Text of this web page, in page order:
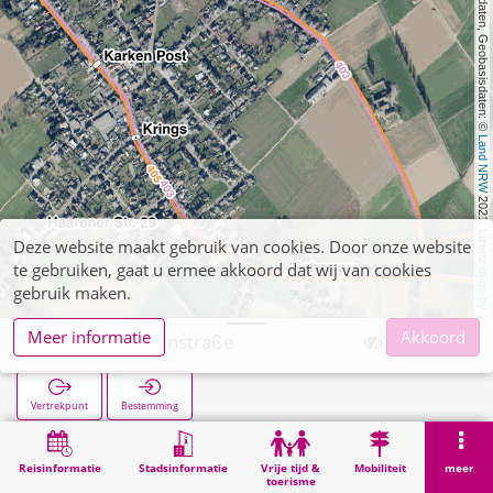
, Kartendaten, Geobasisdaten: ©
Land NRW
2021, Lizenz
dl-de/by-2-0
Reisinformatie Stadsinformatie
Vrije tijd &
toerisme
Mobiliteit meer
Karken Mühlenstraße
Vertrekpunt Bestemming
Zoekopracht Karken Mühlenstraße
Deze website maakt gebruik van cookies. Door onze website
te gebruiken, gaat u ermee akkoord dat wij van cookies
gebruik maken.
Meer informatie
Akkoord